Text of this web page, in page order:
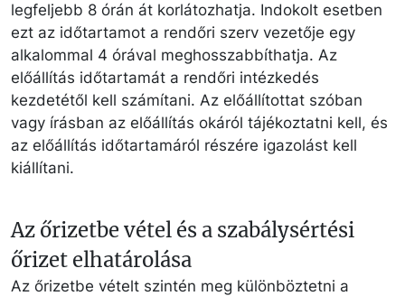
legfeljebb 8 órán át korlátozhatja. Indokolt esetben
ezt az időtartamot a rendőri szerv vezetője egy
alkalommal 4 órával meghosszabbíthatja. Az
előállítás időtartamát a rendőri intézkedés
kezdetétől kell számítani. Az előállítottat szóban
vagy írásban az előállítás okáról tájékoztatni kell, és
az előállítás időtartamáról részére igazolást kell
kiállítani.
Az őrizetbe vétel és a szabálysértési
őrizet elhatárolása
Az őrizetbe vételt szintén meg különböztetni a